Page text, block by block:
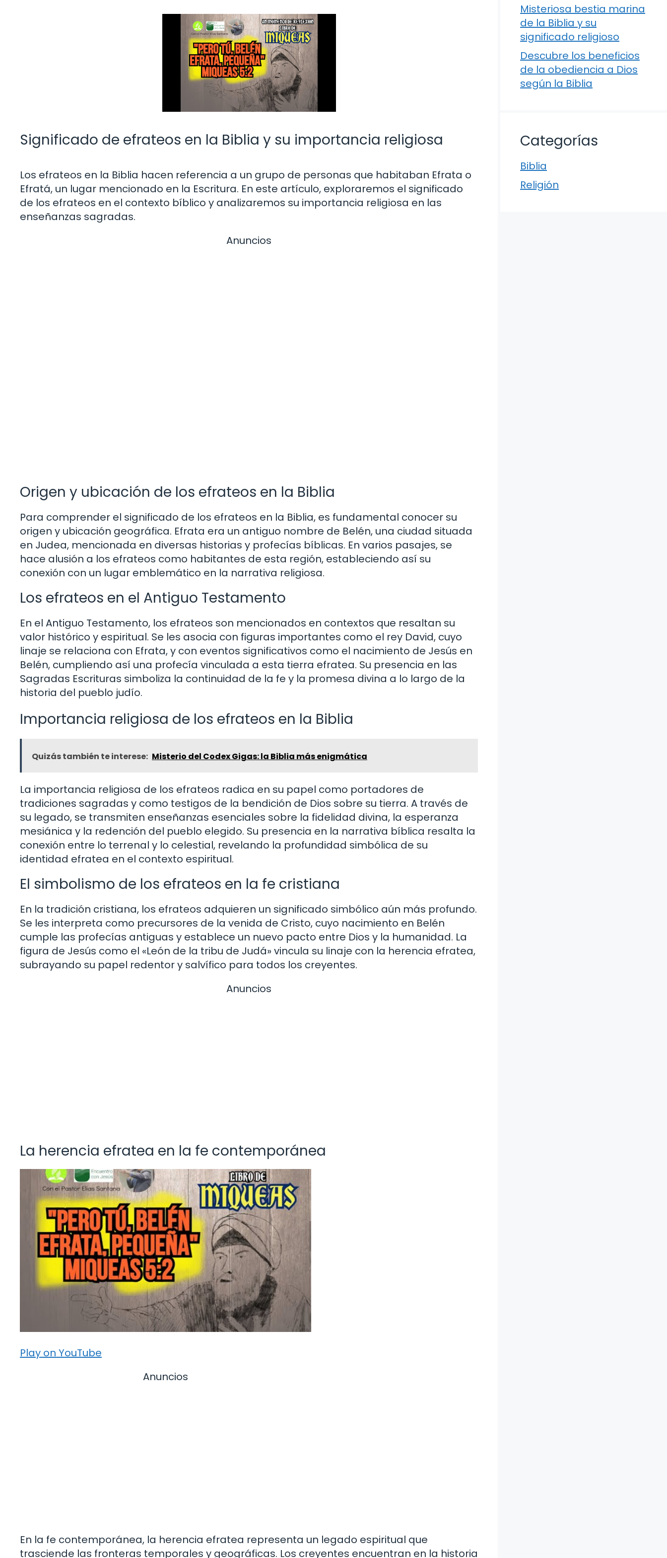
Significado de efrateos en la Biblia y su importancia religiosa
Los efrateos en la Biblia hacen referencia a un grupo de personas que habitaban Efrata o
Efratá, un lugar mencionado en la Escritura. En este artículo, exploraremos el significado
de los efrateos en el contexto bíblico y analizaremos su importancia religiosa en las
enseñanzas sagradas.
Anuncios
Origen y ubicación de los efrateos en la Biblia
Para comprender el significado de los efrateos en la Biblia, es fundamental conocer su
origen y ubicación geográfica. Efrata era un antiguo nombre de Belén, una ciudad situada
en Judea, mencionada en diversas historias y profecías bíblicas. En varios pasajes, se
hace alusión a los efrateos como habitantes de esta región, estableciendo así su
conexión con un lugar emblemático en la narrativa religiosa.
Los efrateos en el Antiguo Testamento
En el Antiguo Testamento, los efrateos son mencionados en contextos que resaltan su
valor histórico y espiritual. Se les asocia con figuras importantes como el rey David, cuyo
linaje se relaciona con Efrata, y con eventos significativos como el nacimiento de Jesús en
Belén, cumpliendo así una profecía vinculada a esta tierra efratea. Su presencia en las
Sagradas Escrituras simboliza la continuidad de la fe y la promesa divina a lo largo de la
historia del pueblo judío.
Importancia religiosa de los efrateos en la Biblia
Quizás también te interese: Misterio del Codex Gigas: la Biblia más enigmática
La importancia religiosa de los efrateos radica en su papel como portadores de
tradiciones sagradas y como testigos de la bendición de Dios sobre su tierra. A través de
su legado, se transmiten enseñanzas esenciales sobre la fidelidad divina, la esperanza
mesiánica y la redención del pueblo elegido. Su presencia en la narrativa bíblica resalta la
conexión entre lo terrenal y lo celestial, revelando la profundidad simbólica de su
identidad efratea en el contexto espiritual.
El simbolismo de los efrateos en la fe cristiana
En la tradición cristiana, los efrateos adquieren un significado simbólico aún más profundo.
Se les interpreta como precursores de la venida de Cristo, cuyo nacimiento en Belén
cumple las profecías antiguas y establece un nuevo pacto entre Dios y la humanidad. La
figura de Jesús como el «León de la tribu de Judá» vincula su linaje con la herencia efratea,
subrayando su papel redentor y salvífico para todos los creyentes.
Anuncios
La herencia efratea en la fe contemporánea
Play on YouTube
Anuncios
En la fe contemporánea, la herencia efratea representa un legado espiritual que
trasciende las fronteras temporales y geográficas. Los creyentes encuentran en la historia
Misteriosa bestia marina
de la Biblia y su
significado religioso
Descubre los beneficios
de la obediencia a Dios
según la Biblia
Categorías
Biblia
Religión